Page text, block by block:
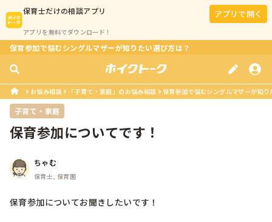
保育士だけの相談アプリ
アプリを無料でダウンロード！
アプリで開く
保育参加で悩むシングルマザーが知りたい選び方は？
お悩み相談 「子育て・家庭」のお悩み相談 保育参加で悩むシングルマザーが知
子育て・家庭
保育参加についてです！
ちゃむ
保育士, 保育園
保育参加についてお聞きしたいです！